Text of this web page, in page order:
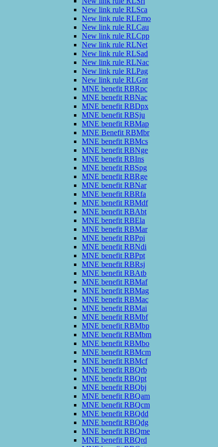
New link rule RLSca
New link rule RLEmo
New link rule RLCau
New link rule RLCpp
New link rule RLNet
New link rule RLSad
New link rule RLNac
New link rule RLPag
New link rule RLGnt
MNE benefit RBRpc
MNE benefit RBNac
MNE benefit RBDpx
MNE benefit RBSju
MNE benefit RBMap
MNE Benefit RBMbr
MNE benefit RBMcs
MNE benefit RBNge
MNE benefit RBIns
MNE benefit RBSpg
MNE benefit RBRge
MNE benefit RBNar
MNE benefit RBRfa
MNE benefit RBMdf
MNE benefit RBAbt
MNE benefit RBEla
MNE benefit RBMar
MNE benefit RBPpi
MNE benefit RBNdi
MNE benefit RBPpt
MNE benefit RBRsj
MNE benefit RBAtb
MNE benefit RBMaf
MNE benefit RBMag
MNE benefit RBMac
MNE benefit RBMai
MNE benefit RBMbf
MNE benefit RBMbp
MNE benefit RBMbm
MNE benefit RBMbo
MNE benefit RBMcm
MNE benefit RBMcf
MNE benefit RBQrb
MNE benefit RBQpt
MNE benefit RBQbj
MNE benefit RBQam
MNE benefit RBQcm
MNE benefit RBQdd
MNE benefit RBQdg
MNE benefit RBQme
MNE benefit RBQrd